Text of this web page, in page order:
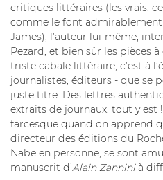
critiques littéraires (les vrais,
comme le font
James), l’auteur lui-même,
Pezard, et bien sûr les pièces
triste cabale littéraire, c’est à
journalistes, éditeurs - que se
juste titre. Des lettres
extraits de journaux, tout y est
farcesque quand on apprend
directeur des éditions du
Nabe en personne, se sont
manuscrit d’Alain Zanninià